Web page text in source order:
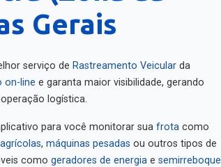
Gerais
serviço de Rastreamento Veicular
da
on-line
e garanta maior visibilidade, gerando
logística.
para você monitorar sua frota
máquinas pesadas
ou outros tipos de
como
geradores de energia semirreboques